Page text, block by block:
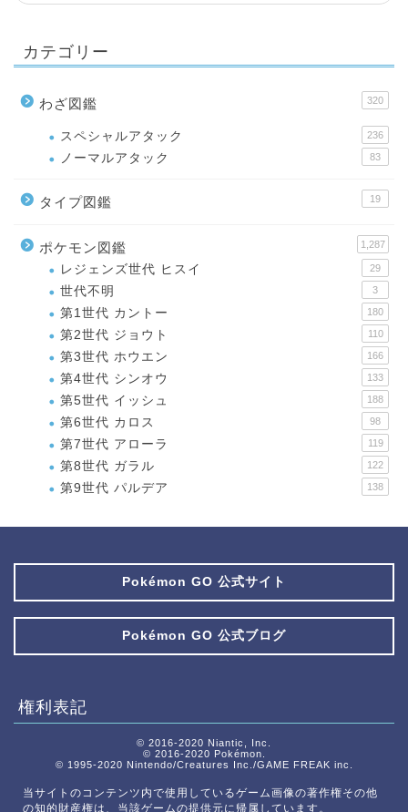
カテゴリー
わざ図鑑 320
スペシャルアタック 236
ノーマルアタック 83
タイプ図鑑 19
ポケモン図鑑 1,287
レジェンズ世代 ヒスイ 29
世代不明 3
第1世代 カントー 180
第2世代 ジョウト 110
第3世代 ホウエン 166
第4世代 シンオウ 133
第5世代 イッシュ 188
第6世代 カロス 98
第7世代 アローラ 119
第8世代 ガラル 122
第9世代 パルデア 138
Pokémon GO 公式サイト
Pokémon GO 公式ブログ
権利表記
© 2016-2020 Niantic, Inc.
© 2016-2020 Pokémon.
© 1995-2020 Nintendo/Creatures Inc./GAME FREAK inc.
当サイトのコンテンツ内で使用しているゲーム画像の著作権その他
の知的財産権は、当該ゲームの提供元に帰属しています。